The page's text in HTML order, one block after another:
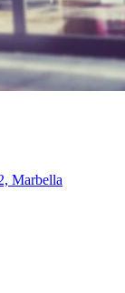
Marbella